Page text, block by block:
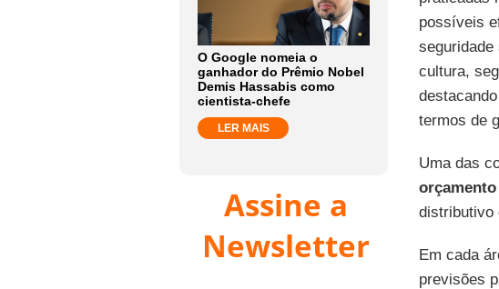
O Google nomeia o
ganhador do Prêmio Nobel
Demis Hassabis como
cientista-chefe
LER MAIS
Assine a
Newsletter
possíveis
seguridade
cultura,
termos de
Uma das
distributivo
Em cada
previsões